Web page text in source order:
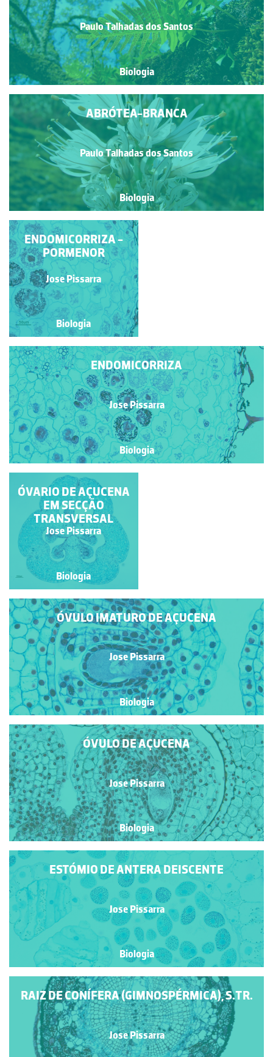
Paulo Talhadas dos Santos
Biologia
ABRÓTEA-BRANCA
Paulo Talhadas dos Santos
Biologia
FEIXES VASCULARES
DE CAULE PRIMÁRIO
DE DICOTILEDÓNEA
Jose Pissarra
Biologia
ENDOMICORRIZA
Jose Pissarra
Biologia
ENDOMICORRIZA -
PORMENOR
Jose Pissarra
Biologia
Jose Pissarra
Biologia
ÓVULO IMATURO DE AÇUCENA
Jose Pissarra
Biologia
ÓVULO DE AÇUCENA
Jose Pissarra
Biologia
ÓVARIO DE AÇUCENA
EM SECÇÃO
TRANSVERSAL
Jose Pissarra
Biologia
ESTÓMIO DE ANTERA DEISCENTE
Jose Pissarra
Biologia
RAIZ DE CONÍFERA (GIMNOSPÉRMICA), S.TR.
Jose Pissarra